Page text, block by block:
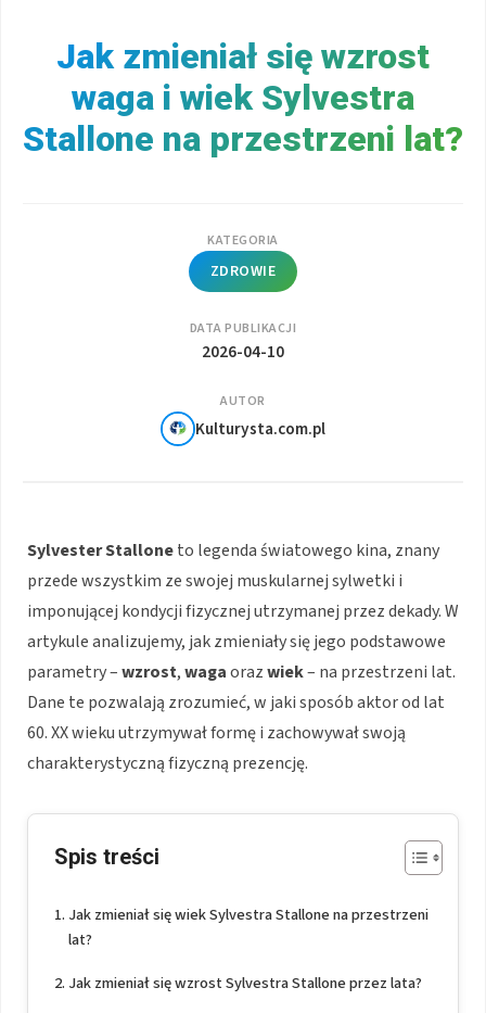
Jak zmieniał się wzrost
waga i wiek Sylvestra
Stallone na przestrzeni lat?
KATEGORIA
ZDROWIE
DATA PUBLIKACJI
2026-04-10
AUTOR
Kulturysta.com.pl
Sylvester Stalloneto legenda światowego kina, znany
przede wszystkim ze swojej muskularnej sylwetki i
imponującej kondycji fizycznej utrzymanej przez dekady. W
artykule analizujemy, jak zmieniały się jego podstawowe
parametry –wzrost,wagaorazwiek– na przestrzeni lat.
Dane te pozwalają zrozumieć, w jaki sposób aktor od lat
60. XX wieku utrzymywał formę i zachowywał swoją
charakterystyczną fizyczną prezencję.
Spis treści
Jak zmieniał się wiek Sylvestra Stallone na przestrzeni
lat?
Jak zmieniał się wzrost Sylvestra Stallone przez lata?